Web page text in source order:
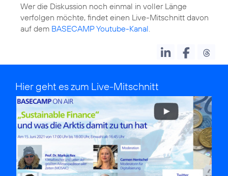
Wer die Diskussion noch einmal in voller Länge
verfolgen möchte, findet einen Live-Mitschnitt davon
auf dem BASECAMP Youtube-Kanal
Hier geht es zum Live-Mitschnitt